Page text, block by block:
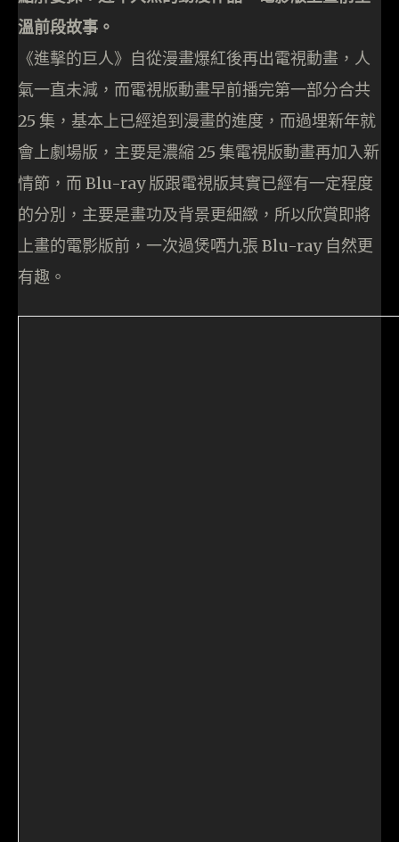
溫前段故事。
《進擊的巨人》自從漫畫爆紅後再出電視動畫，人
氣一直未減，而電視版動畫早前播完第一部分合共
25 集，基本上已經追到漫畫的進度，而過埋新年就
會上劇場版，主要是濃縮 25 集電視版動畫再加入新
情節，而 Blu-ray 版跟電視版其實已經有一定程度
的分別，主要是畫功及背景更細緻，所以欣賞即將
上畫的電影版前，一次過煲哂九張 Blu-ray 自然更
有趣。